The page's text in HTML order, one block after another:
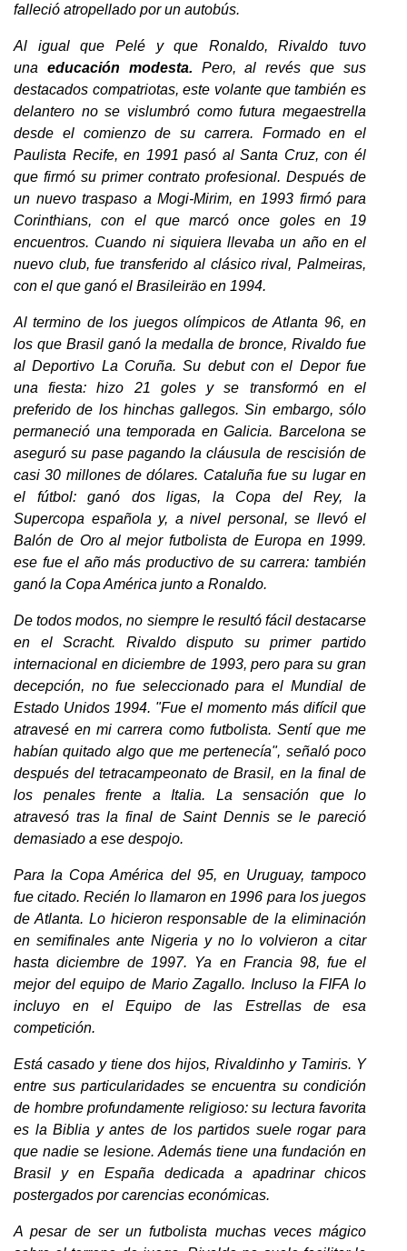
falleció atropellado por un autobús.
Al igual que Pelé y que Ronaldo, Rivaldo tuvo
una educación modesta. Pero, al revés que sus
destacados compatriotas, este volante que también es
delantero no se vislumbró como futura megaestrella
desde el comienzo de su carrera. Formado en el
Paulista Recife, en 1991 pasó al Santa Cruz, con él
que firmó su primer contrato profesional. Después de
un nuevo traspaso a Mogi-Mirim, en 1993 firmó para
Corinthians, con el que marcó once goles en 19
encuentros. Cuando ni siquiera llevaba un año en el
nuevo club, fue transferido al clásico rival, Palmeiras,
con el que ganó el Brasileiräo en 1994.
Al termino de los juegos olímpicos de Atlanta 96, en
los que Brasil ganó la medalla de bronce, Rivaldo fue
al Deportivo La Coruña. Su debut con el Depor fue
una fiesta: hizo 21 goles y se transformó en el
preferido de los hinchas gallegos. Sin embargo, sólo
permaneció una temporada en Galicia. Barcelona se
aseguró su pase pagando la cláusula de rescisión de
casi 30 millones de dólares. Cataluña fue su lugar en
el fútbol: ganó dos ligas, la Copa del Rey, la
Supercopa española y, a nivel personal, se llevó el
Balón de Oro al mejor futbolista de Europa en 1999.
ese fue el año más productivo de su carrera: también
ganó la Copa América junto a Ronaldo.
De todos modos, no siempre le resultó fácil destacarse
en el Scracht. Rivaldo disputo su primer partido
internacional en diciembre de 1993, pero para su gran
decepción, no fue seleccionado para el Mundial de
Estado Unidos 1994. "Fue el momento más difícil que
atravesé en mi carrera como futbolista. Sentí que me
habían quitado algo que me pertenecía", señaló poco
después del tetracampeonato de Brasil, en la final de
los penales frente a Italia. La sensación que lo
atravesó tras la final de Saint Dennis se le pareció
demasiado a ese despojo.
Para la Copa América del 95, en Uruguay, tampoco
fue citado. Recién lo llamaron en 1996 para los juegos
de Atlanta. Lo hicieron responsable de la eliminación
en semifinales ante Nigeria y no lo volvieron a citar
hasta diciembre de 1997. Ya en Francia 98, fue el
mejor del equipo de Mario Zagallo. Incluso la FIFA lo
incluyo en el Equipo de las Estrellas de esa
competición.
Está casado y tiene dos hijos, Rivaldinho y Tamiris. Y
entre sus particularidades se encuentra su condición
de hombre profundamente religioso: su lectura favorita
es la Biblia y antes de los partidos suele rogar para
que nadie se lesione. Además tiene una fundación en
Brasil y en España dedicada a apadrinar chicos
postergados por carencias económicas.
A pesar de ser un futbolista muchas veces mágico